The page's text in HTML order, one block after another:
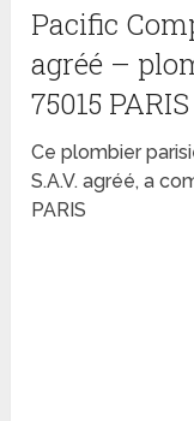
Pacific
agréé –
75015 PARIS
Ce plombier
S.A.V. agréé, a
PARIS